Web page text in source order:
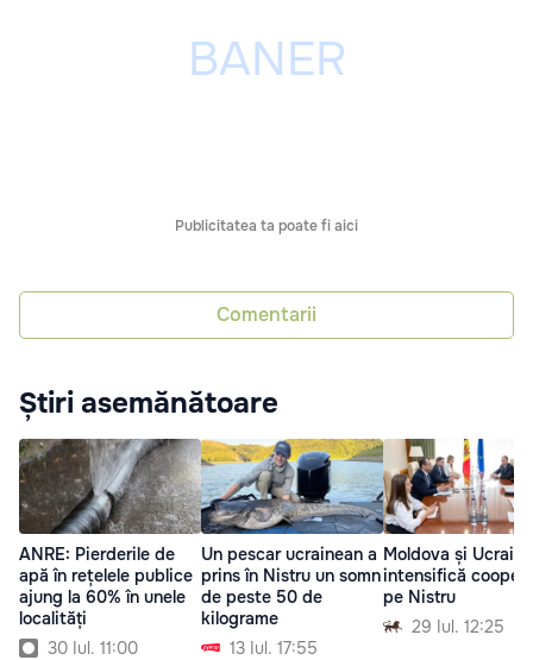
Publicitatea ta poate fi aici
Comentarii
Știri asemănătoare
ANRE: Pierderile de
apă în rețelele publice
ajung la 60% în unele
localități
30 Iul. 11:00
Un pescar ucrainean a
prins în Nistru un somn
de peste 50 de
kilograme
13 Iul. 17:55
Moldova și Ucraina
intensifică
pe Nistru
29 Iul. 12:25